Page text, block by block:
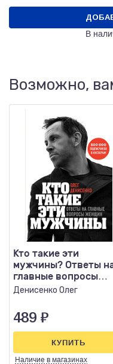
В
Возможно,
Кто такие эти
мужчины? Ответы
главные вопросы
женщин
Денисенко Олег
489 ₽
Наличие в магазинах
КУПИТЬ